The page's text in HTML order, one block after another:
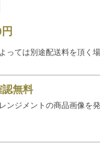
っては別途配送料を頂く場
無料
ンジメントの商品画像を